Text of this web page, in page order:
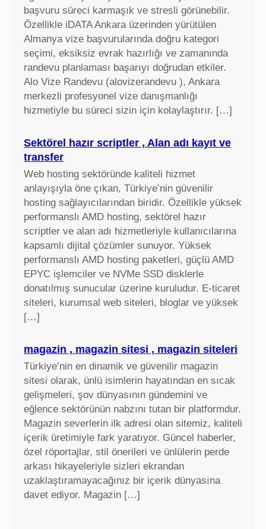
başvuru süreci karmaşık ve stresli görünebilir.
Özellikle iDATA Ankara üzerinden yürütülen
Almanya vize başvurularında doğru kategori
seçimi, eksiksiz evrak hazırlığı ve zamanında
randevu planlaması başarıyı doğrudan etkiler.
Alo Vize Randevu (alovizerandevu ), Ankara
merkezli profesyonel vize danışmanlığı
hizmetiyle bu süreci sizin için kolaylaştırır. […]
Sektörel hazır scriptler , Alan adı kayıt ve
transfer
Web hosting sektöründe kaliteli hizmet
anlayışıyla öne çıkan, Türkiye’nin güvenilir
hosting sağlayıcılarından biridir. Özellikle yüksek
performanslı AMD hosting, sektörel hazır
scriptler ve alan adı hizmetleriyle kullanıcılarına
kapsamlı dijital çözümler sunuyor. Yüksek
performanslı AMD hosting paketleri, güçlü AMD
EPYC işlemciler ve NVMe SSD disklerle
donatılmış sunucular üzerine kuruludur. E-ticaret
siteleri, kurumsal web siteleri, bloglar ve yüksek
[…]
magazin , magazin sitesi , magazin siteleri
Türkiye’nin en dinamik ve güvenilir magazin
sitesi olarak, ünlü isimlerin hayatından en sıcak
gelişmeleri, şov dünyasının gündemini ve
eğlence sektörünün nabzını tutan bir platformdur.
Magazin severlerin ilk adresi olan sitemiz, kaliteli
içerik üretimiyle fark yaratıyor. Güncel haberler,
özel röportajlar, stil önerileri ve ünlülerin perde
arkası hikayeleriyle sizleri ekrandan
uzaklaştıramayacağınız bir içerik dünyasına
davet ediyor. Magazin […]